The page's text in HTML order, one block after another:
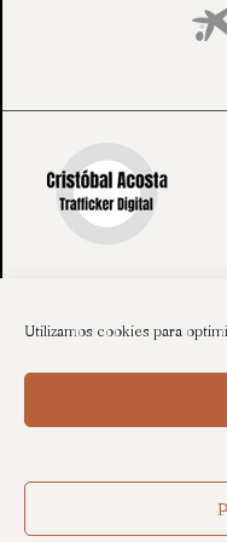
Utilizamos cookies para